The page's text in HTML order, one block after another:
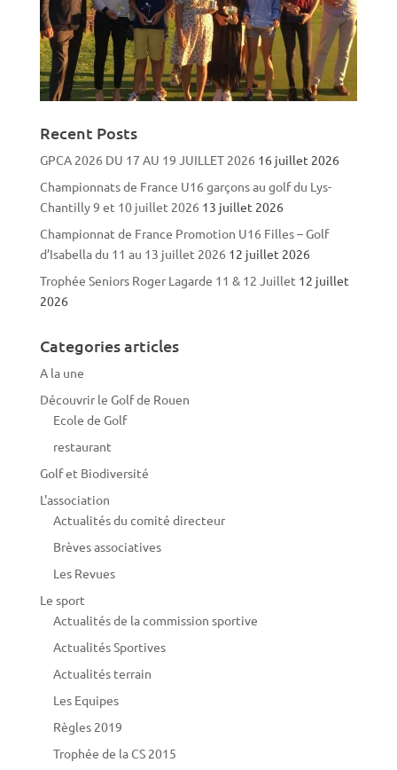
Recent Posts
GPCA 2026 DU 17 AU 19 JUILLET 2026 16 juillet 2026
Championnats de France U16 garçons au golf du Lys-
Chantilly 9 et 10 juillet 2026 13 juillet 2026
Championnat de France Promotion U16 Filles – Golf
d’Isabella du 11 au 13 juillet 2026 12 juillet 2026
Trophée Seniors Roger Lagarde 11 & 12 Juillet 12 juillet
2026
Categories articles
A la une
Découvrir le Golf de Rouen
Ecole de Golf
restaurant
Golf et Biodiversité
L'association
Actualités du comité directeur
Brèves associatives
Les Revues
Le sport
Actualités de la commission sportive
Actualités Sportives
Actualités terrain
Les Equipes
Règles 2019
Trophée de la CS 2015